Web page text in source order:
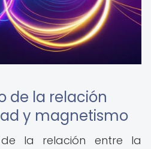
de la relación
y magnetismo
de la relación entre la